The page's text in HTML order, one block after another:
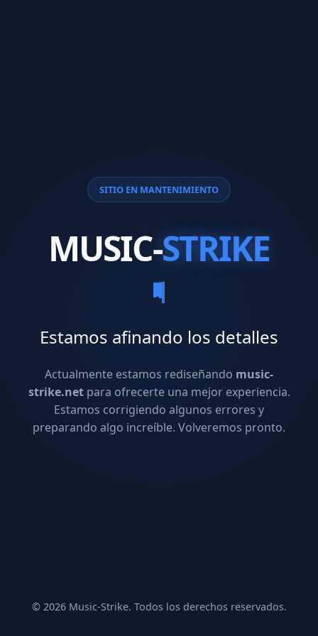
SITIO EN MANTENIMIENTO
MUSIC-STRIKE
Estamos afinando los detalles
Actualmente estamos rediseñando music-
strike.netpara ofrecerte una mejor experiencia.
Estamos corrigiendo algunos errores y
preparando algo increíble. Volveremos pronto.
© 2026 Music-Strike. Todos los derechos reservados.